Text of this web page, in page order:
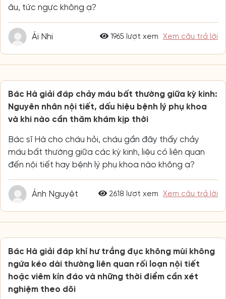
âu, tức ngực không ạ?
Ái Nhi 1965 lượt xem Xem câu trả lời
Bác Hà giải đáp chảy máu bất thường giữa kỳ kinh:
Nguyên nhân nội tiết, dấu hiệu bệnh lý phụ khoa
và khi nào cần thăm khám kịp thời
Bác sĩ Hà cho cháu hỏi, cháu gần đây thấy chảy
máu bất thường giữa các kỳ kinh, liệu có liên quan
đến nội tiết hay bệnh lý phụ khoa nào không ạ?
Ánh Nguyệt 2618 lượt xem Xem câu trả lời
Bác Hà giải đáp khí hư trắng đục không mùi không
ngứa kéo dài thường liên quan rối loạn nội tiết
hoặc viêm kín đáo và những thời điểm cần xét
nghiệm theo dõi